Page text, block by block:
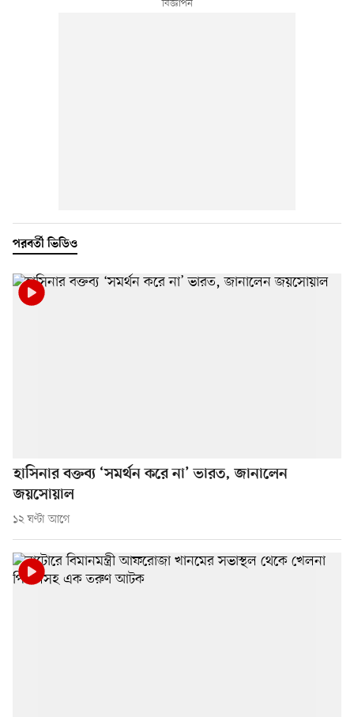
পরবর্তী ভিডিও
হাসিনার বক্তব্য ‘সমর্থন করে না’ ভারত, জানালেন
জয়সোয়াল
১২ ঘণ্টা আগে